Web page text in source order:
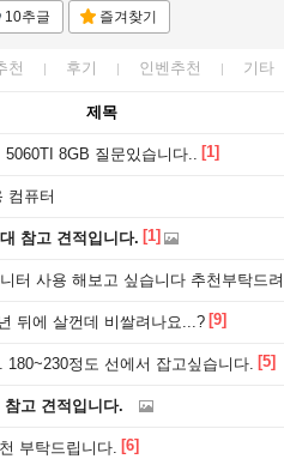
10추글 즐겨찾기
천 후기 인벤추천 기타
제목
5060TI 8GB 질문있습니다.. [1]
컴퓨터
참고 견적입니다. [1]
터 사용 해보고 싶습니다 추천부탁드
뒤에 살껀데 비쌀려나요...? [9]
180~230정도 선에서 잡고싶습니다. [5]
참고 견적입니다.
부탁드립니다. [6]